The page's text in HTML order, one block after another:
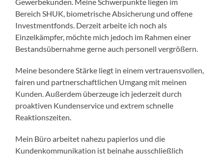
Bereich SHUK, biometrische Absicherung und offene
Investmentfonds. Derzeit arbeite ich noch als
Einzelkämpfer, möchte mich jedoch im Rahmen einer
Bestandsübernahme gerne auch personell vergrößern.
Meine besondere Stärke liegt in einem vertrauensvollen,
fairen und partnerschaftlichen Umgang mit meinen
Kunden. Außerdem überzeuge ich jederzeit durch
proaktiven Kundenservice und extrem schnelle
Reaktionszeiten.
Mein Büro arbeitet nahezu papierlos und die
Kundenkommunikation ist beinahe ausschließlich